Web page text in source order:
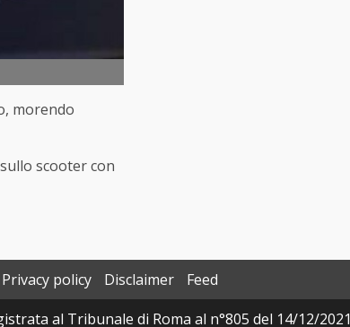
morendo
scooter con
Privacy policy Disclaimer
Feed
al Tribunale di Roma al n°805 del 14/12/2021